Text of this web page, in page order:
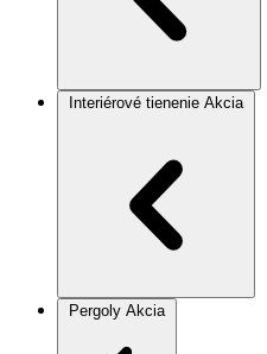
Interiérové tienenie Akcia
Pergoly Akcia